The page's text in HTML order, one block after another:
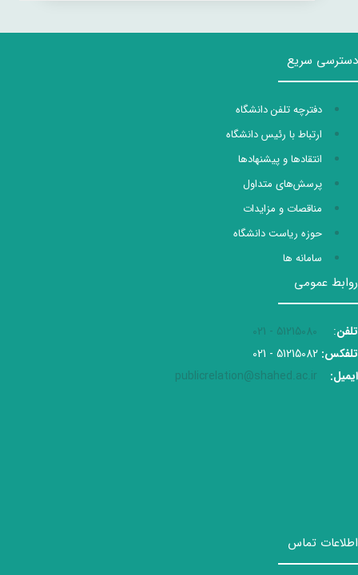
دسترسی سریع
دفترچه تلفن دانشگاه
ارتباط با رئیس دانشگاه
انتقادها و پیشنهادها
پرسش‌های متداول
مناقصات و مزایدات
حوزه ریاست دانشگاه
سامانه ها
روابط عمومی
تلفن:
51215080 - 021
تلفکس:
ایمیل:
publicrelation@shahed.ac.ir
اطلاعات تماس